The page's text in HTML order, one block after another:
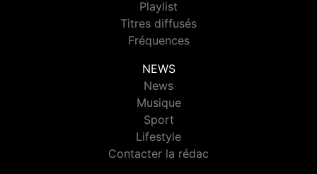
Playlist
Titres diffusés
Fréquences
NEWS
News
Musique
Sport
Lifestyle
Contacter la rédac